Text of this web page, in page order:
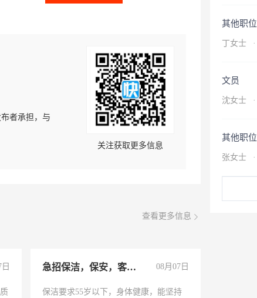
者承担，与
关注获取更多信息
查看更多信息
急招保洁，保安，客服，工程 08月07日
保洁要求55岁以下，身体健康，能坚持
其他职位
丁女士 ·
文员
沈女士 ·
其他职位
张女士 ·